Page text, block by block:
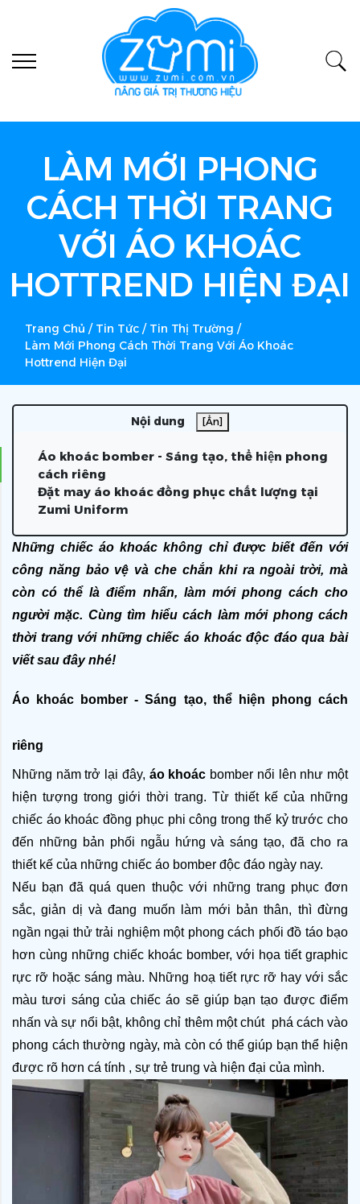
LÀM MỚI PHONG
CÁCH THỜI TRANG
VỚI ÁO KHOÁC
HOTTREND HIỆN ĐẠI
Trang Chủ / Tin Tức / Tin Thị Trường /
Làm Mới Phong Cách Thời Trang Với Áo Khoác
Hottrend Hiện Đại
Nội dung [Ẩn]
Áo khoác bomber - Sáng tạo, thể hiện phong
cách riêng
Đặt may áo khoác đồng phục chất lượng tại
Zumi Uniform
Những chiếc áo khoác không chỉ được biết đến với
công năng bảo vệ và che chắn khi ra ngoài trời, mà
còn có thể là điểm nhấn, làm mới phong cách cho
người mặc. Cùng tìm hiểu cách làm mới phong cách
thời trang với những chiếc áo khoác độc đáo qua bài
viết sau đây nhé!
Áo khoác bomber - Sáng tạo, thể hiện phong cách
riêng
Những năm trở lại đây, áo khoác bomber nổi lên như một
hiện tượng trong giới thời trang. Từ thiết kế của những
chiếc áo khoác đồng phục phi công trong thế kỷ trước cho
đến những bản phối ngẫu hứng và sáng tạo, đã cho ra
thiết kế của những chiếc áo bomber độc đáo ngày nay.
Nếu bạn đã quá quen thuộc với những trang phục đơn
sắc, giản dị và đang muốn làm mới bản thân, thì đừng
ngần ngại thử trải nghiệm một phong cách phối đồ táo bạo
hơn cùng những chiếc khoác bomber, với họa tiết graphic
rực rỡ hoặc sáng màu. Những hoạ tiết rực rỡ hay với sắc
màu tươi sáng của chiếc áo sẽ giúp bạn tạo được điểm
nhấn và sự nổi bật, không chỉ thêm một chút  phá cách vào
phong cách thường ngày, mà còn có thể giúp bạn thể hiện
được rõ hơn cá tính , sự trẻ trung và hiện đại của mình.